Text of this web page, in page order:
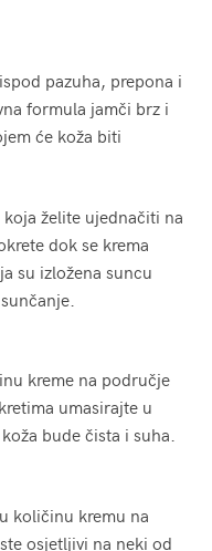
pazuha, prepona i
formula jamči brz i
će koža biti
želite ujednačiti na
dok se krema
su izložena suncu
kreme na područje
umasirajte u
bude čista i suha.
količinu kremu na
osjetljivi na neki od